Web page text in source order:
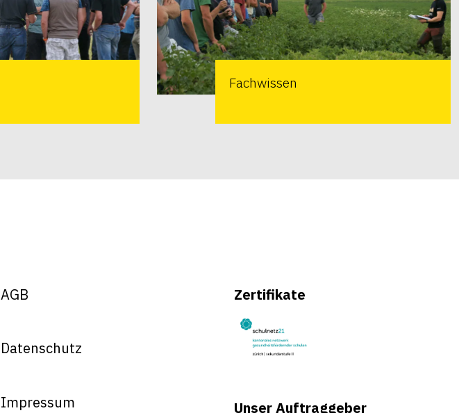
Fachwissen
AGB
Datenschutz
Impressum
Zertifikate
Unser Auftraggeber